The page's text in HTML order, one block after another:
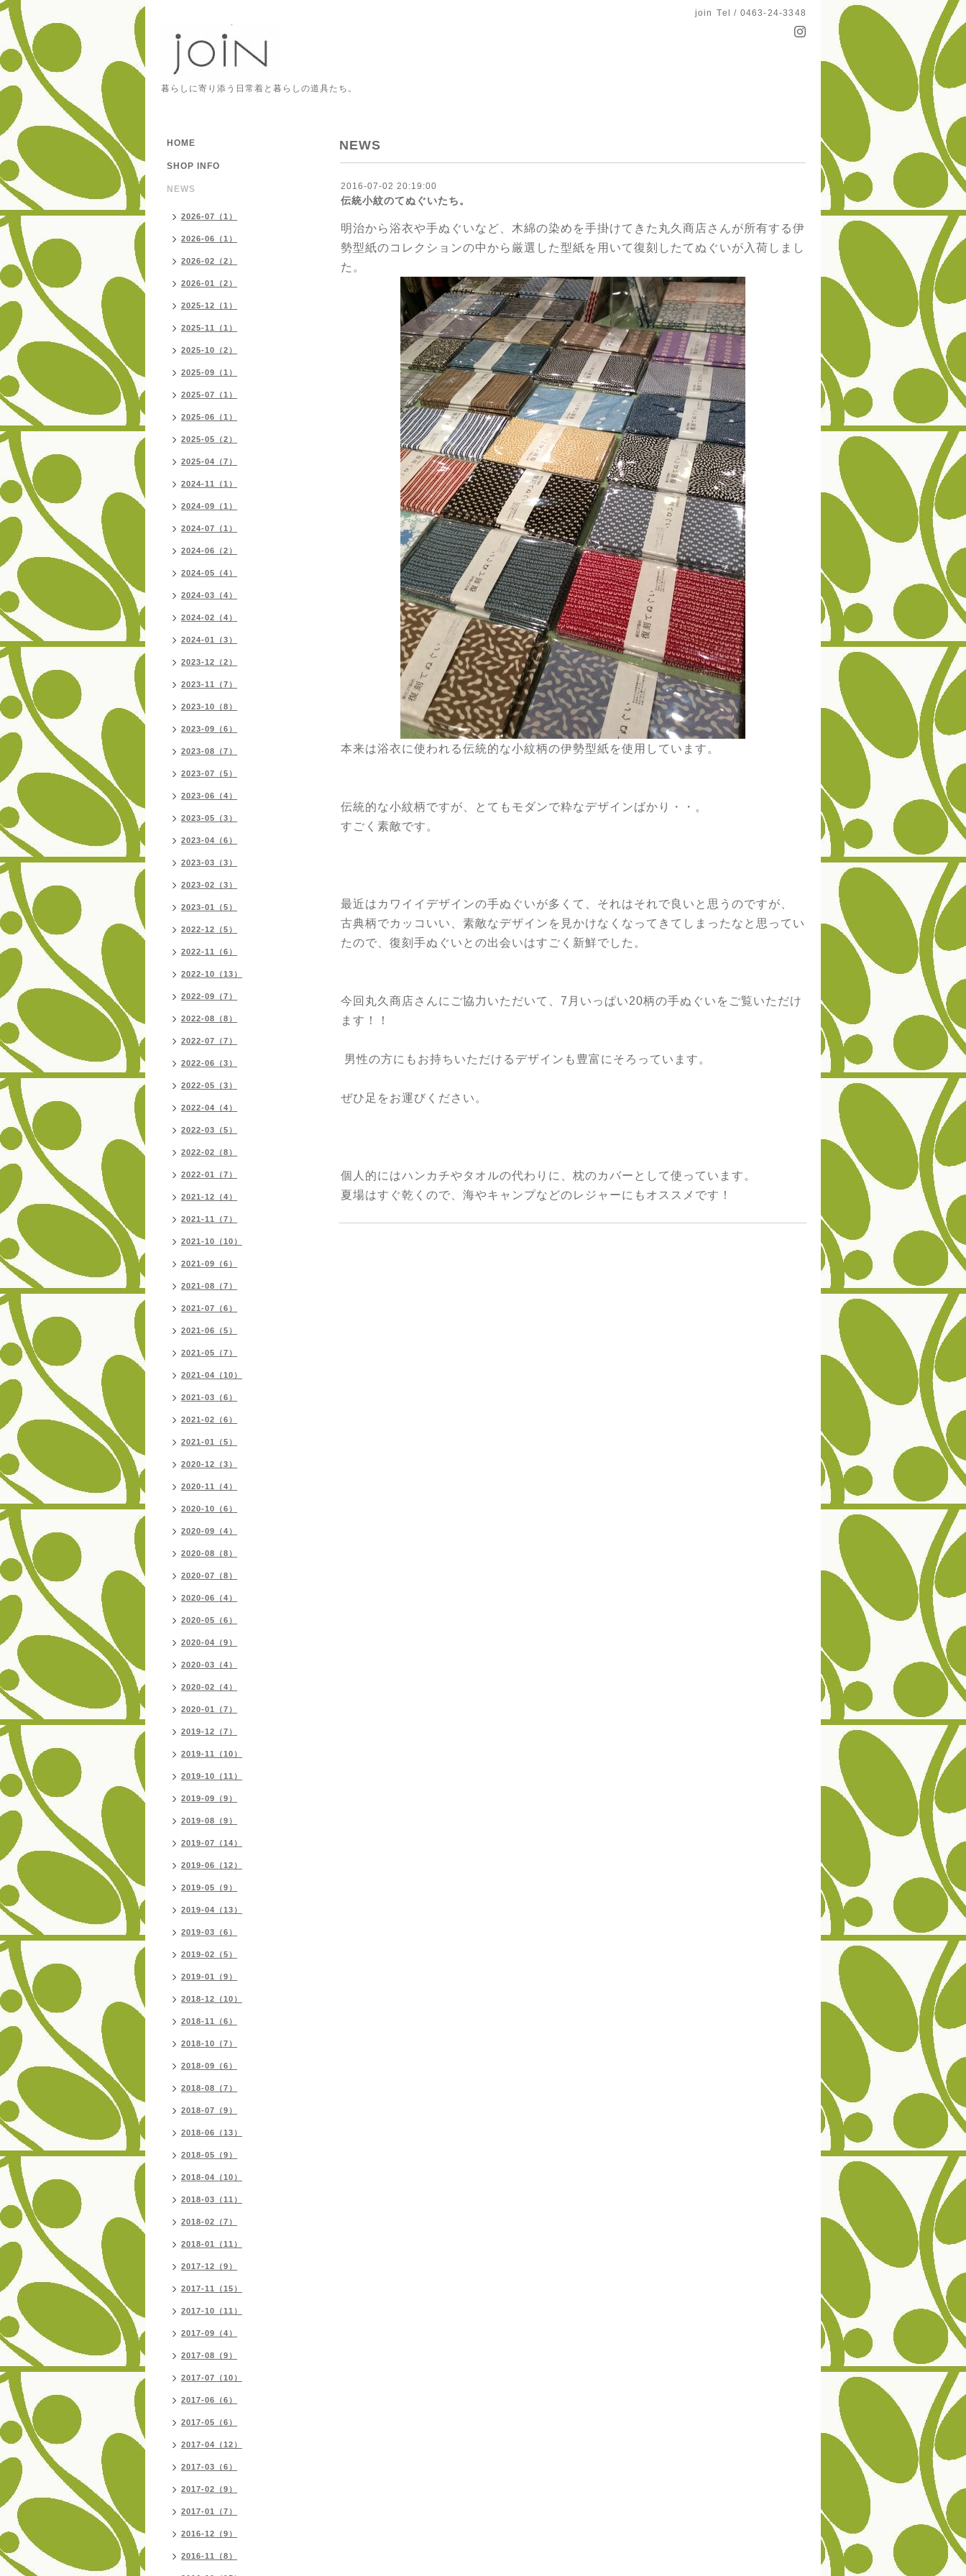
join Tel / 0463-24-3348
暮らしに寄り添う日常着と暮らしの道具たち。
NEWS
2016-07-02 20:19:00
伝統小紋のてぬぐいたち。
明治から浴衣や手ぬぐいなど、木綿の染めを手掛けてきた丸久商店さんが所有する伊
勢型紙のコレクションの中から厳選した型紙を用いて復刻したてぬぐいが入荷しまし
た。
本来は浴衣に使われる伝統的な小紋柄の伊勢型紙を使用しています。
伝統的な小紋柄ですが、とてもモダンで粋なデザインばかり・・。
すごく素敵です。
最近はカワイイデザインの手ぬぐいが多くて、それはそれで良いと思うのですが、
古典柄でカッコいい、素敵なデザインを見かけなくなってきてしまったなと思ってい
たので、復刻手ぬぐいとの出会いはすごく新鮮でした。
今回丸久商店さんにご協力いただいて、7月いっぱい20柄の手ぬぐいをご覧いただけ
ます！！
男性の方にもお持ちいただけるデザインも豊富にそろっています。
ぜひ足をお運びください。
個人的にはハンカチやタオルの代わりに、枕のカバーとして使っています。
夏場はすぐ乾くので、海やキャンプなどのレジャーにもオススメです！
HOME
SHOP INFO
NEWS
2026-07（1）
2026-06（1）
2026-02（2）
2026-01（2）
2025-12（1）
2025-11（1）
2025-10（2）
2025-09（1）
2025-07（1）
2025-06（1）
2025-05（2）
2025-04（7）
2024-11（1）
2024-09（1）
2024-07（1）
2024-06（2）
2024-05（4）
2024-03（4）
2024-02（4）
2024-01（3）
2023-12（2）
2023-11（7）
2023-10（8）
2023-09（6）
2023-08（7）
2023-07（5）
2023-06（4）
2023-05（3）
2023-04（6）
2023-03（3）
2023-02（3）
2023-01（5）
2022-12（5）
2022-11（6）
2022-10（13）
2022-09（7）
2022-08（8）
2022-07（7）
2022-06（3）
2022-05（3）
2022-04（4）
2022-03（5）
2022-02（8）
2022-01（7）
2021-12（4）
2021-11（7）
2021-10（10）
2021-09（6）
2021-08（7）
2021-07（6）
2021-06（5）
2021-05（7）
2021-04（10）
2021-03（6）
2021-02（6）
2021-01（5）
2020-12（3）
2020-11（4）
2020-10（6）
2020-09（4）
2020-08（8）
2020-07（8）
2020-06（4）
2020-05（6）
2020-04（9）
2020-03（4）
2020-02（4）
2020-01（7）
2019-12（7）
2019-11（10）
2019-10（11）
2019-09（9）
2019-08（9）
2019-07（14）
2019-06（12）
2019-05（9）
2019-04（13）
2019-03（6）
2019-02（5）
2019-01（9）
2018-12（10）
2018-11（6）
2018-10（7）
2018-09（6）
2018-08（7）
2018-07（9）
2018-06（13）
2018-05（9）
2018-04（10）
2018-03（11）
2018-02（7）
2018-01（11）
2017-12（9）
2017-11（15）
2017-10（11）
2017-09（4）
2017-08（9）
2017-07（10）
2017-06（6）
2017-05（6）
2017-04（12）
2017-03（6）
2017-02（9）
2017-01（7）
2016-12（9）
2016-11（8）